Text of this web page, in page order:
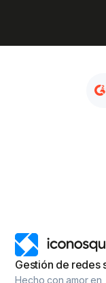
Gestión de redes
Hecho con amor en